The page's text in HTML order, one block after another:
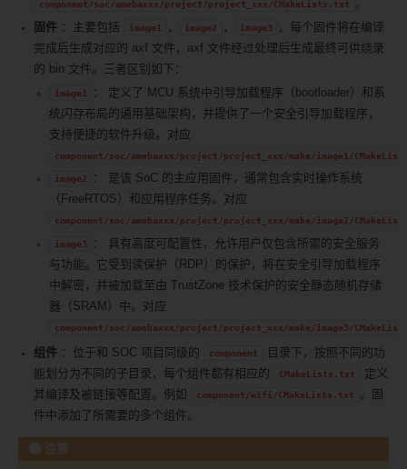
component/soc/amebaxxx/project/project_xxx/CMakeLists.txt
。
固件 ：主要包括 image1 ， image2 ， image3
，每个固件将在编译
完成后生成对应的 axf 文件，axf 文件经过处理后生成最终可供烧录
的 bin 文件。三者区别如下：
image1
： 定义了 MCU 系统中引导加载程序（bootloader）和系
统闪存布局的通用基础架构，并提供了一个安全引导加载程序，
支持便捷的软件升级。对应
component/soc/amebaxxx/project/project_xxx/make/image1/
image2
： 是该 SoC 的主应用固件，通常包含实时操作系统
（FreeRTOS）和应用程序任务。对应
component/soc/amebaxxx/project/project_xxx/make/image2/
image3
： 具有高度可配置性，允许用户仅包含所需的安全服务
与功能。它受到读保护（RDP）的保护，将在安全引导加载程序
中解密，并被加载至由 TrustZone 技术保护的安全静态随机存储
器（SRAM）中。对应
component/soc/amebaxxx/project/project_xxx/make/image3/
组件 ：位于和 SOC 项目同级的 component
目录下，按照不同的功
能划分为不同的子目录，每个组件都有相应的
CMakeLists.txt
定义
其编译及被链接等配置。例如
component/wifi/CMakeLists.txt
。固
件中添加了所需要的多个组件。
注意